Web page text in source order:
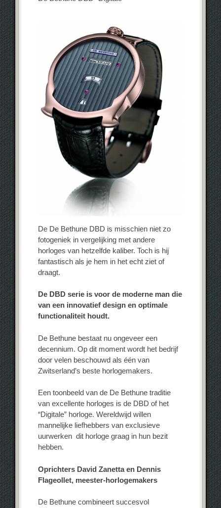
De De Bethune DBD is misschien niet zo
fotogeniek in vergelijking met andere
horloges van hetzelfde kaliber. Toch is hij
fantastisch als je hem in het echt ziet of
draagt.
De DBD serie is voor de moderne man die
van een innovatief design en optimale
functionaliteit houdt.
De Bethune bestaat nu ongeveer een
decennium. Op dit moment wordt het bedrijf
door velen beschouwd als één van
Zwitserland’s beste horlogemakers.
Een toonbeeld van de De Bethune traditie
van excellente horloges is de DBD of het
“Digitale” horloge. Wereldwijd willen
mannelijke liefhebbers van exclusieve
uurwerken dit horloge graag in hun bezit
hebben.
Oprichters David Zanetta en Dennis
Flageollet, meester-horlogemakers
De Bethune combineert succesvol